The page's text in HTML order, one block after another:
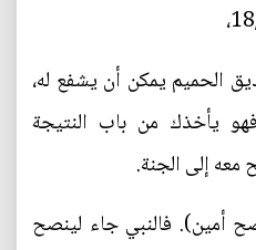
الحميم يمكن أن يشفع له،
يأخذك من باب النتيجة
معه إلى الجنة.
أمين). فالنبي جاء لينصح